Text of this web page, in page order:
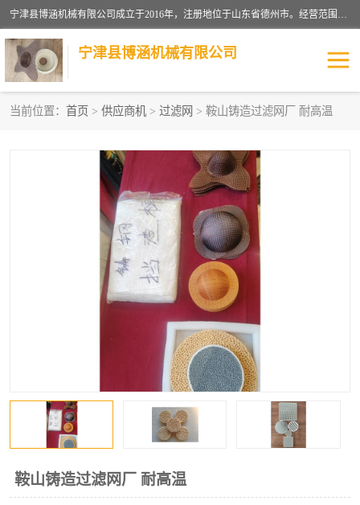
宁津县博涵机械有限公司成立于2016年，注册地位于山东省德州市。经营范围包括：机械设备研发、生产及销售，铸造用造型材料生产、销售，玻璃纤维及制品制造、销售，汽车零配件零售，机械零件、零部件加工，机械零件、零部件销售等；主要产品有：纤维过滤网,陶瓷过滤器,泡沫陶瓷过滤器,耐高温纤维过滤器,铸铁过滤器,铸铜过滤网,铸铝过滤网,铝轮毂过滤网,高效过滤网,高效陶瓷过滤网,高效纤维过滤网。
宁津县博涵机械有限公司
当前位置： 首页 > 供应商机 > 过滤网 > 鞍山铸造过滤网厂 耐高温
鞍山铸造过滤网厂 耐高温
挡渣棉
避脏网